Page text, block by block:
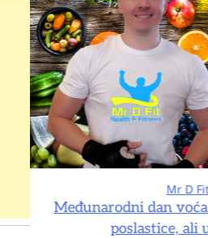
Mr D
Međunarodni dan
poslastice, ali